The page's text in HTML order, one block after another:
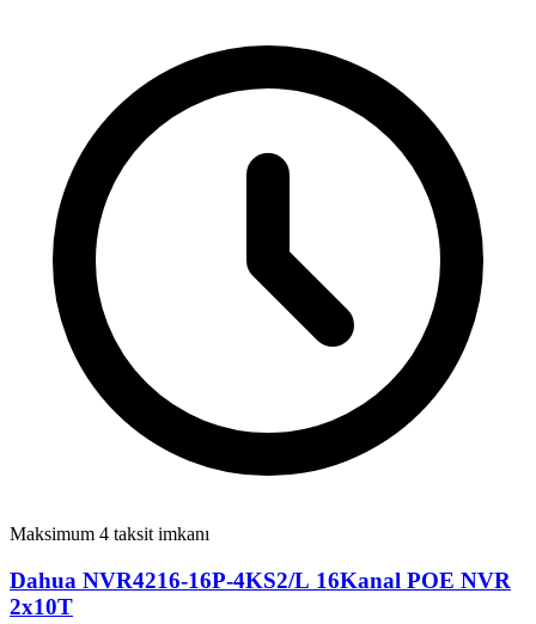
Maksimum 4 taksit imkanı
Dahua NVR4216-16P-4KS2/L 16Kanal POE NVR
2x10T